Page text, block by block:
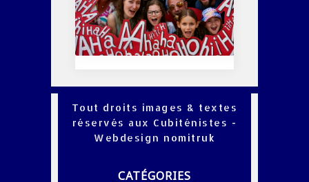
Tout droits images & textes
réservés aux Cubiténistes -
Webdesign nomitruk
CATÉGORIES